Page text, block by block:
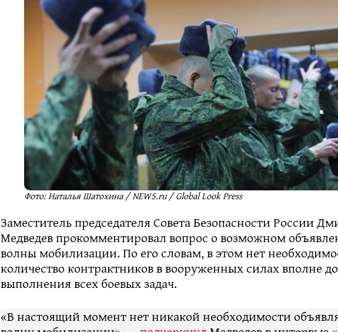
Фото: Наталья Шатохина / NEWS.ru / Global Look Press
Заместитель председателя Совета Безопасности России
Медведев прокомментировал вопрос о возможном
волны мобилизации. По его словам, в этом нет
количество контрактников в вооруженных силах вполне
выполнения всех боевых задач.
«В настоящий момент нет никакой необходимости